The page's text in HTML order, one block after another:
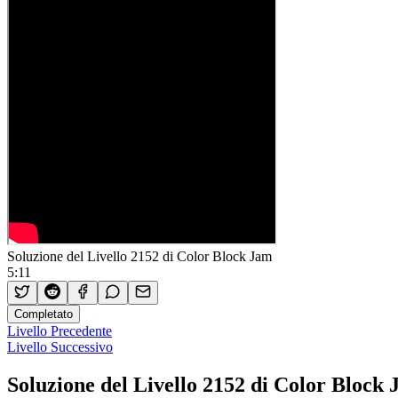
Soluzione del Livello 2152 di Color Block Jam
5:11
Completato
Livello Precedente
Livello Successivo
Soluzione del Livello 2152 di Color Block